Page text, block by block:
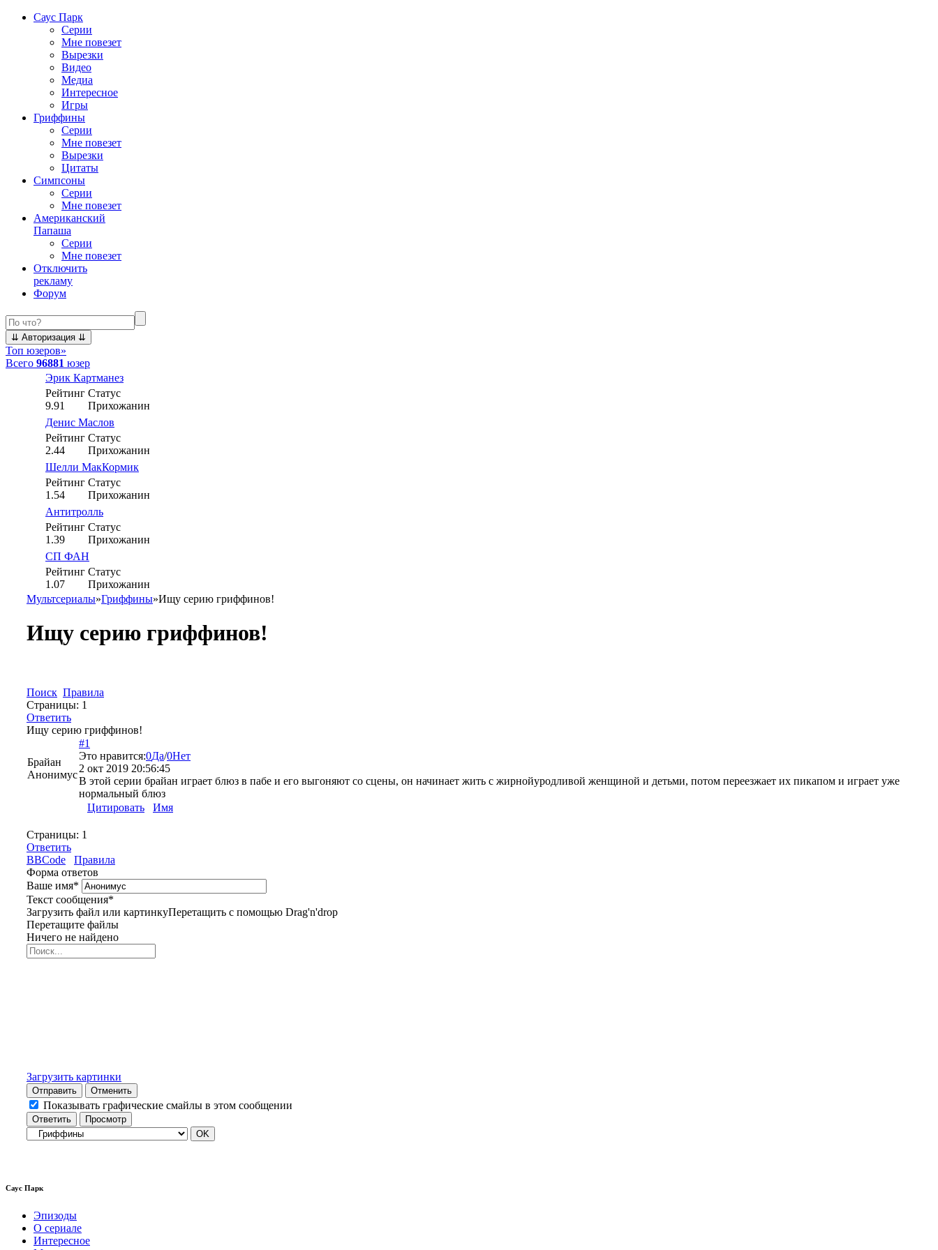
Саус Парк
Серии
Мне повезет
Вырезки
Видео
Медиа
Интересное
Игры
Гриффины
Серии
Мне повезет
Вырезки
Цитаты
Симпсоны
Серии
Мне повезет
Американский
Папаша
Серии
Мне повезет
Отключить
рекламу
Форум
Топ юзеров»
Всего 96881 юзер
Эрик Картманез
Рейтинг
9.91
Статус
Прихожанин
Денис Маслов
Рейтинг
2.44
Статус
Прихожанин
Шелли МакКормик
Рейтинг
1.54
Статус
Прихожанин
Антитролль
Рейтинг
1.39
Статус
Прихожанин
СП ФАН
Рейтинг
1.07
Статус
Прихожанин
Мультсериалы»Гриффины»Ищу серию гриффинов!
Ищу серию гриффинов!
Поиск Правила
Страницы: 1
Ответить
Ищу серию гриффинов!
Брайан
Анонимус
#1
Это нравится:0Да/0Нет
2 окт 2019 20:56:45
В этой серии брайан играет блюз в пабе и его выгоняют со сцены, он начинает жить с жирнойуродливой женщиной и детьми, потом переезжает их пикапом и играет уже
нормальный блюз
Цитировать
Имя
Страницы: 1
Ответить
BBCode
Правила
Форма ответов
Ваше имя*
Текст сообщения*
Загрузить файл или картинкуПеретащить с помощью Drag'n'drop
Перетащите файлы
Ничего не найдено
Загрузить картинки
Отправить Отменить
Показывать графические смайлы в этом сообщении
Саус Парк
Эпизоды
О сериале
Интересное